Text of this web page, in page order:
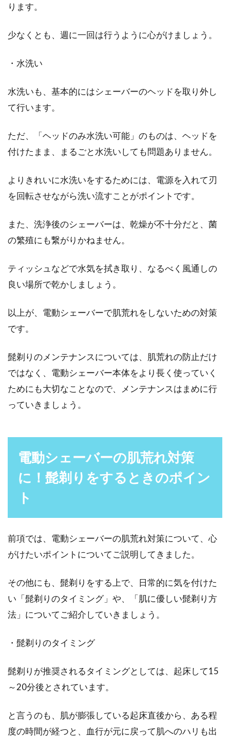
電動シェーバーでの髭剃りは、カミソリに比べ
ります。
少なくとも、週に一回は行うように心がけましょう。
・水洗い
水洗いも、基本的にはシェーバーのヘッドを取り外し
て行います。
ただ、「ヘッドのみ水洗い可能」のものは、ヘッドを
付けたまま、まるごと水洗いしても問題ありません。
よりきれいに水洗いをするためには、電源を入れて刃
を回転させながら洗い流すことがポイントです。
また、洗浄後のシェーバーは、乾燥が不十分だと、菌
の繁殖にも繋がりかねません。
ティッシュなどで水気を拭き取り、なるべく風通しの
良い場所で乾かしましょう。
以上が、電動シェーバーで肌荒れをしないための対策
です。
髭剃りのメンテナンスについては、肌荒れの防止だけ
ではなく、電動シェーバー本体をより長く使っていく
ためにも大切なことなので、メンテナンスはまめに行
っていきましょう。
電動シェーバーの肌荒れ対策
に！髭剃りをするときのポイン
ト
前項では、電動シェーバーの肌荒れ対策について、心
がけたいポイントについてご説明してきました。
その他にも、髭剃りをする上で、日常的に気を付けた
い「髭剃りのタイミング」や、「肌に優しい髭剃り方
法」についてご紹介していきましょう。
・髭剃りのタイミング
髭剃りが推奨されるタイミングとしては、起床して15
～20分後とされています。
と言うのも、肌が膨張している起床直後から、ある程
度の時間が経つと、血行が元に戻って肌へのハリも出